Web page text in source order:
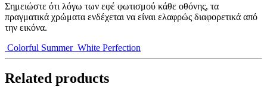
Σημειώστε ότι λόγω των εφέ φωτισμού κάθε οθόνης, τα
πραγματικά χρώματα ενδέχεται να είναι ελαφρώς διαφορετικά από
την εικόνα.
Colorful Summer White Perfection
Related products